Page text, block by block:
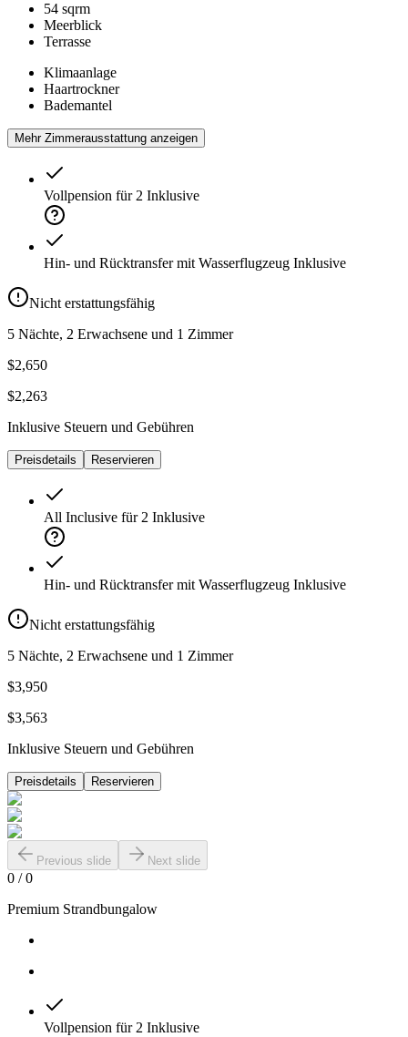
54 sqrm
Meerblick
Terrasse
Klimaanlage
Haartrockner
Bademantel
Mehr Zimmerausstattung anzeigen
Vollpension für 2 Inklusive
Hin- und Rücktransfer mit Wasserflugzeug Inklusive
Nicht erstattungsfähig
5 Nächte, 2 Erwachsene und 1 Zimmer
$2,650
$2,263
Inklusive Steuern und Gebühren
Preisdetails Reservieren
All Inclusive für 2 Inklusive
Hin- und Rücktransfer mit Wasserflugzeug Inklusive
Nicht erstattungsfähig
5 Nächte, 2 Erwachsene und 1 Zimmer
$3,950
$3,563
Inklusive Steuern und Gebühren
Preisdetails Reservieren
Previous slide Next slide
0 /0
Premium Strandbungalow
Vollpension für 2 Inklusive